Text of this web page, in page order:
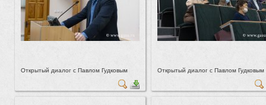
Открытый диалог с Павлом Гудковым Открытый диалог с Павлом Гудковым